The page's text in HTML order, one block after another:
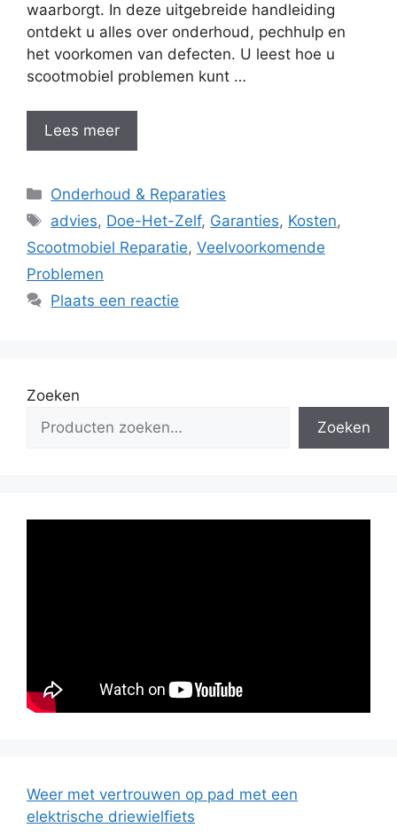
waarborgt. In deze uitgebreide handleiding
ontdekt u alles over onderhoud, pechhulp en
het voorkomen van defecten. U leest hoe u
scootmobiel problemen kunt …
Lees meer
Categorieën
Onderhoud & Reparaties
Tags
advies, Doe-Het-Zelf, Garanties, Kosten,
Scootmobiel Reparatie, Veelvoorkomende
Problemen
Plaats een reactie
Zoeken
Zoeken
Weer met vertrouwen op pad met een
elektrische driewielfiets